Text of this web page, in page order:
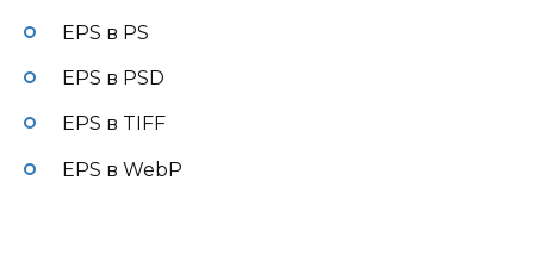
EPS в PS
EPS в PSD
EPS в TIFF
EPS в WebP